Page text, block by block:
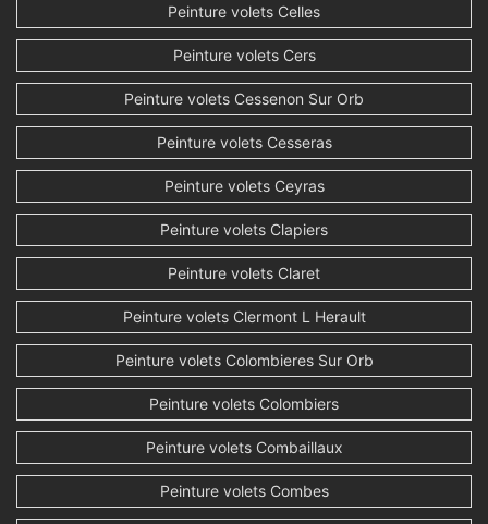
Peinture volets Celles
Peinture volets Cers
Peinture volets Cessenon Sur Orb
Peinture volets Cesseras
Peinture volets Ceyras
Peinture volets Clapiers
Peinture volets Claret
Peinture volets Clermont L Herault
Peinture volets Colombieres Sur Orb
Peinture volets Colombiers
Peinture volets Combaillaux
Peinture volets Combes